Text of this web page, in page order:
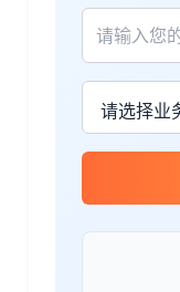
张先生
服务专
金兔国